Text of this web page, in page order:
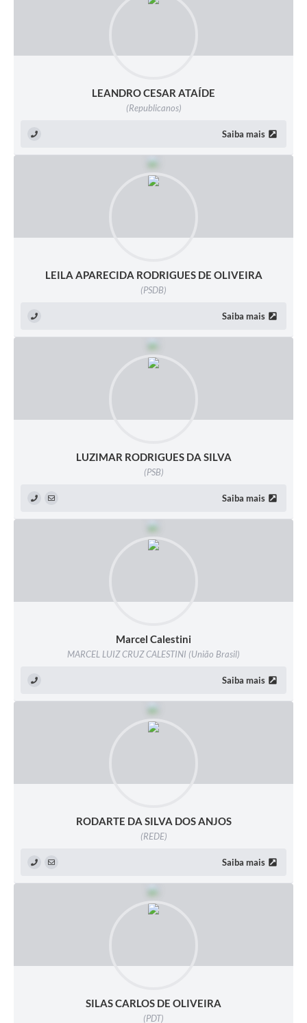
LEANDRO CESAR ATAÍDE
(Republicanos)
Saiba mais
LEILA APARECIDA RODRIGUES DE OLIVEIRA
(PSDB)
Saiba mais
LUZIMAR RODRIGUES DA SILVA
(PSB)
Saiba mais
Marcel Calestini
MARCEL LUIZ CRUZ CALESTINI (União Brasil)
Saiba mais
RODARTE DA SILVA DOS ANJOS
(REDE)
Saiba mais
SILAS CARLOS DE OLIVEIRA
(PDT)